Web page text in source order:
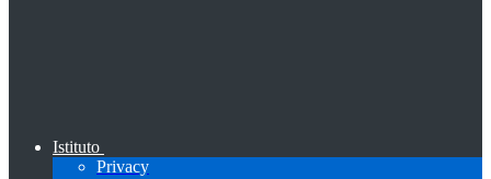
Istituto
Privacy